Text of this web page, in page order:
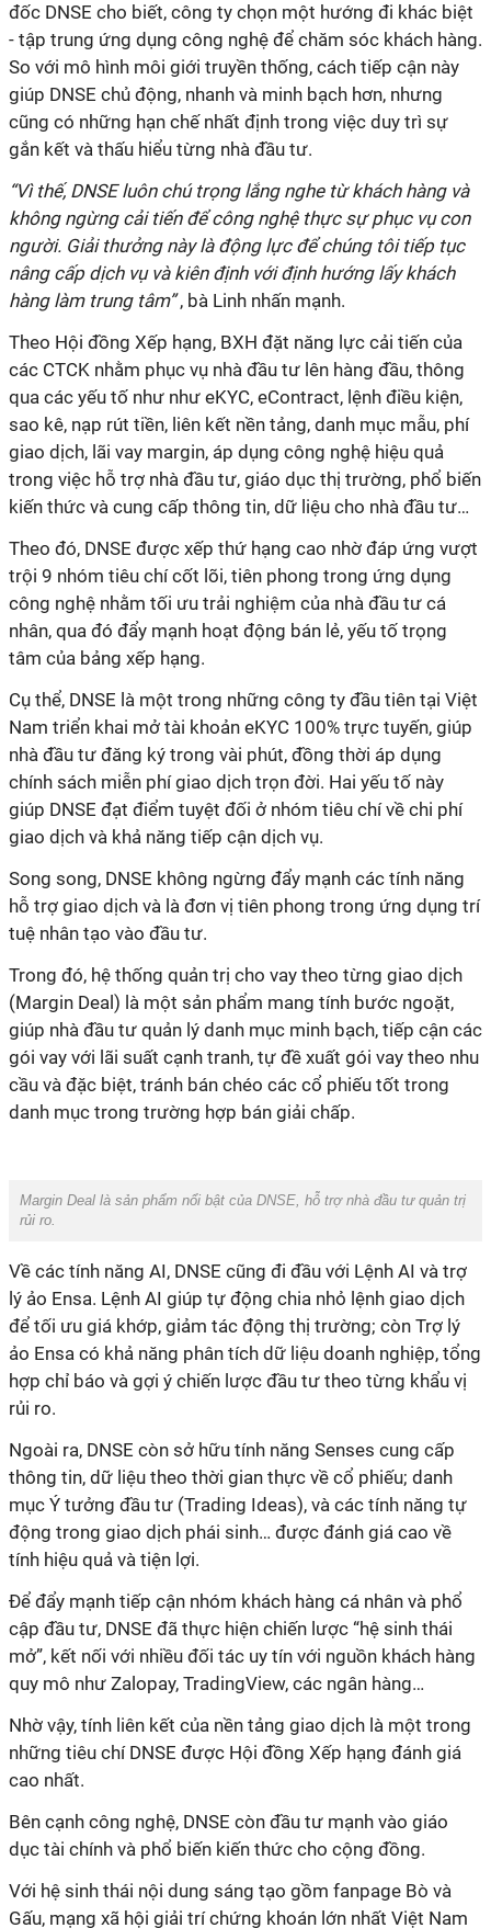
đốc DNSE cho biết, công ty chọn một hướng đi khác biệt
- tập trung ứng dụng công nghệ để chăm sóc khách hàng.
So với mô hình môi giới truyền thống, cách tiếp cận này
giúp DNSE chủ động, nhanh và minh bạch hơn, nhưng
cũng có những hạn chế nhất định trong việc duy trì sự
gắn kết và thấu hiểu từng nhà đầu tư.
“Vì thế, DNSE luôn chú trọng lắng nghe từ khách hàng và
không ngừng cải tiến để công nghệ thực sự phục vụ con
người. Giải thưởng này là động lực để chúng tôi tiếp tục
nâng cấp dịch vụ và kiên định với định hướng lấy khách
hàng làm trung tâm”, bà Linh nhấn mạnh.
Theo Hội đồng Xếp hạng, BXH đặt năng lực cải tiến của
các CTCK nhằm phục vụ nhà đầu tư lên hàng đầu, thông
qua các yếu tố như như eKYC, eContract, lệnh điều kiện,
sao kê, nạp rút tiền, liên kết nền tảng, danh mục mẫu, phí
giao dịch, lãi vay margin, áp dụng công nghệ hiệu quả
trong việc hỗ trợ nhà đầu tư, giáo dục thị trường, phổ biến
kiến thức và cung cấp thông tin, dữ liệu cho nhà đầu tư…
Theo đó, DNSE được xếp thứ hạng cao nhờ đáp ứng vượt
trội 9 nhóm tiêu chí cốt lõi, tiên phong trong ứng dụng
công nghệ nhằm tối ưu trải nghiệm của nhà đầu tư cá
nhân, qua đó đẩy mạnh hoạt động bán lẻ, yếu tố trọng
tâm của bảng xếp hạng.
Cụ thể, DNSE là một trong những công ty đầu tiên tại Việt
Nam triển khai mở tài khoản eKYC 100% trực tuyến, giúp
nhà đầu tư đăng ký trong vài phút, đồng thời áp dụng
chính sách miễn phí giao dịch trọn đời. Hai yếu tố này
giúp DNSE đạt điểm tuyệt đối ở nhóm tiêu chí về chi phí
giao dịch và khả năng tiếp cận dịch vụ.
Song song, DNSE không ngừng đẩy mạnh các tính năng
hỗ trợ giao dịch và là đơn vị tiên phong trong ứng dụng trí
tuệ nhân tạo vào đầu tư.
Trong đó, hệ thống quản trị cho vay theo từng giao dịch
(Margin Deal) là một sản phẩm mang tính bước ngoặt,
giúp nhà đầu tư quản lý danh mục minh bạch, tiếp cận các
gói vay với lãi suất cạnh tranh, tự đề xuất gói vay theo nhu
cầu và đặc biệt, tránh bán chéo các cổ phiếu tốt trong
danh mục trong trường hợp bán giải chấp.
Margin Deal là sản phẩm nổi bật của DNSE, hỗ trợ nhà đầu tư quản trị
rủi ro.
Về các tính năng AI, DNSE cũng đi đầu với Lệnh AI và trợ
lý ảo Ensa. Lệnh AI giúp tự động chia nhỏ lệnh giao dịch
để tối ưu giá khớp, giảm tác động thị trường; còn Trợ lý
ảo Ensa có khả năng phân tích dữ liệu doanh nghiệp, tổng
hợp chỉ báo và gợi ý chiến lược đầu tư theo từng khẩu vị
rủi ro.
Ngoài ra, DNSE còn sở hữu tính năng Senses cung cấp
thông tin, dữ liệu theo thời gian thực về cổ phiếu; danh
mục Ý tưởng đầu tư (Trading Ideas), và các tính năng tự
động trong giao dịch phái sinh… được đánh giá cao về
tính hiệu quả và tiện lợi.
Để đẩy mạnh tiếp cận nhóm khách hàng cá nhân và phổ
cập đầu tư, DNSE đã thực hiện chiến lược “hệ sinh thái
mở”, kết nối với nhiều đối tác uy tín với nguồn khách hàng
quy mô như Zalopay, TradingView, các ngân hàng…
Nhờ vậy, tính liên kết của nền tảng giao dịch là một trong
những tiêu chí DNSE được Hội đồng Xếp hạng đánh giá
cao nhất.
Bên cạnh công nghệ, DNSE còn đầu tư mạnh vào giáo
dục tài chính và phổ biến kiến thức cho cộng đồng.
Với hệ sinh thái nội dung sáng tạo gồm fanpage Bò và
Gấu, mạng xã hội giải trí chứng khoán lớn nhất Việt Nam